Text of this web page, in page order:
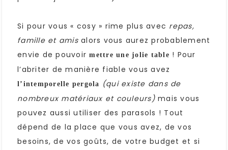
Si pour vous « cosy » rime plus avec repas,
famille et amis alors vous aurez probablement
envie de pouvoirmettre une jolie table ! Pour
l’abriter de manière fiable vous avez
l’intemporelle pergola (qui existe dans de
nombreux matériaux et couleurs) mais vous
pouvez aussi utiliser des parasols ! Tout
dépend de la place que vous avez, de vos
besoins, de vos goûts, de votre budget et si